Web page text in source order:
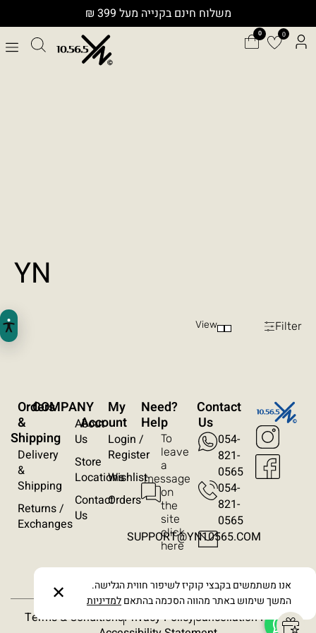
משלוח חינם בקנייה מעל 399 ₪
0
YN
Filter
View
?Need
Help
To
leave
a
message
on
the
site
click
here
Contact
Us
054-
821-
0565
054-
821-
0565​
SUPPORT@YN10565.COM
Orders
&
Shipping
Delivery
&
Shipping
Returns /
Exchanges
My
Account
Login /
Register
Wishlist
Orders
COMPANY
About
Us
Store
Locations
Contact
Us
Terms & ConditionsPrivacy PolicyCancellation Policy
אנו משתמשים בקבצי קוקיז לשיפור חווית הגלישה.
המשך שימוש באתר מהווה הסכמה בהתאםלמדיניות ✕
פונט קריא
עצירת אנימציות
ריווח טקסט
הסתרת תמונות